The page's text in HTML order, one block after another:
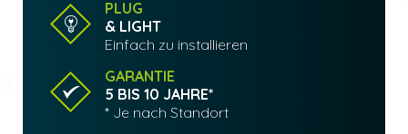
PLUG
& LIGHT
Einfach zu installieren
GARANTIE
5 BIS 10 JAHRE*
* Je nach Standort